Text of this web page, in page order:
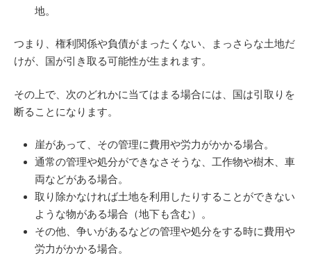
地。
つまり、権利関係や負債がまったくない、まっさらな土地だ
けが、国が引き取る可能性が生まれます。
その上で、次のどれかに当てはまる場合には、国は引取りを
断ることになります。
崖があって、その管理に費用や労力がかかる場合。
通常の管理や処分ができなさそうな、工作物や樹木、車
両などがある場合。
取り除かなければ土地を利用したりすることができない
ような物がある場合（地下も含む）。
その他、争いがあるなどの管理や処分をする時に費用や
労力がかかる場合。